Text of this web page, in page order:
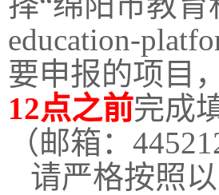
education-
要申报的项目
12点之前完成
（邮箱：
请严格按照